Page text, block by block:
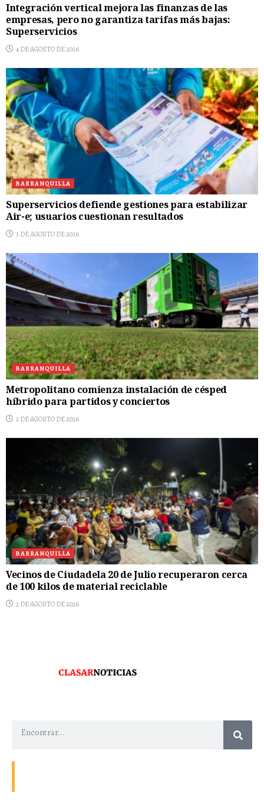
Integración vertical mejora las finanzas de las
empresas, pero no garantiza tarifas más bajas:
Superservicios
4 DE AGOSTO DE 2026
BARRANQUILLA
Superservicios defiende gestiones para estabilizar
Air-e; usuarios cuestionan resultados
3 DE AGOSTO DE 2026
BARRANQUILLA
Metropolitano comienza instalación de césped
híbrido para partidos y conciertos
2 DE AGOSTO DE 2026
BARRANQUILLA
Vecinos de Ciudadela 20 de Julio recuperaron cerca
de 100 kilos de material reciclable
2 DE AGOSTO DE 2026